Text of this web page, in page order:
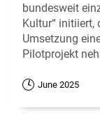
bundesweit
Kultur“ initiiert,
Umsetzung
Pilotprojekt
June 2025